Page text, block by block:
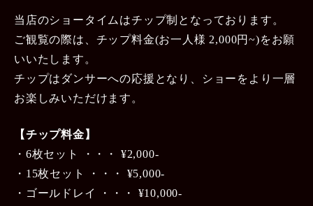
当店のショータイムはチップ制となっております。
ご観覧の際は、チップ料金(お一人様 2,000円~)をお願
いいたします。
チップはダンサーへの応援となり、ショーをより一層
お楽しみいただけます。
【チップ料金】
・6枚セット ・・・ ¥2,000-
・15枚セット ・・・ ¥5,000-
・ゴールドレイ ・・・ ¥10,000-